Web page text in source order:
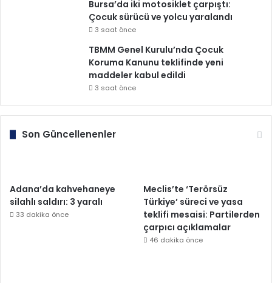
Bursa’da iki motosiklet çarpıştı:
Çocuk sürücü ve yolcu yaralandı
3 saat önce
TBMM Genel Kurulu’nda Çocuk
Koruma Kanunu teklifinde yeni
maddeler kabul edildi
3 saat önce
Son Güncellenenler
Adana’da kahvehaneye
silahlı saldırı: 3 yaralı
33 dakika önce
Meclis’te ‘Terörsüz
Türkiye’ süreci ve yasa
teklifi mesaisi: Partilerden
çarpıcı açıklamalar
46 dakika önce